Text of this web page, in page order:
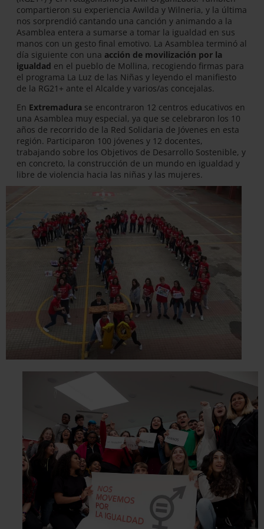
compartieron su experiencia Awilda y Wilneria, y la última
nos sorprendió cantando una canción y animando a la
Asamblea entera a sumarse a tomar la igualdad en sus
manos con un gesto final emotivo. La Asamblea terminó al
día siguiente con una acción de movilización por la
igualdad en el pueblo de Mollina, recogiendo firmas para
el programa La Luz de las Niñas y leyendo el manifiesto
de la RG21+ ante el Alcalde y varios/as concejalas.
En Extremadura se encontraron 12 centros educativos en
una Asamblea muy especial, ya que se celebraron los 10
años de recorrido de la Red Solidaria de Jóvenes en esta
región. Participaron 100 jóvenes y 12 docentes,
trabajando sobre los Objetivos de Desarrollo Sostenible, y
en concreto, la construcción de un mundo en igualdad y
libre de violencia hacia las niñas y las mujeres.